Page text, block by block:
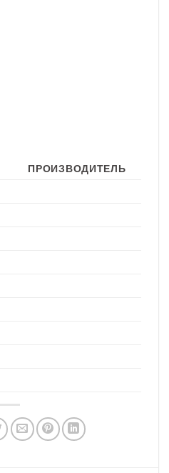
ПРОИЗВОДИТЕЛЬ